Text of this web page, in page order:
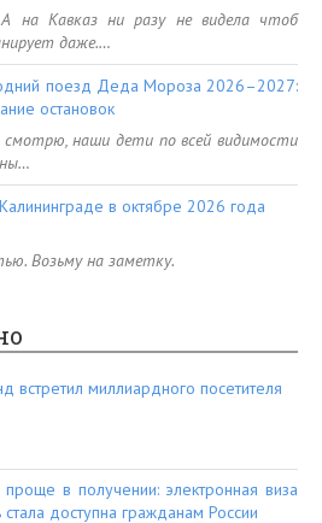
Кавказ ни разу не видела чтоб
даже.…
поезд Деда Мороза 2026–2027:
остановок
наши дети по всей видимости
в октябре 2026 года
Возьму на заметку.
встретил миллиардного посетителя
в получении: электронная виза
стала доступна гражданам России